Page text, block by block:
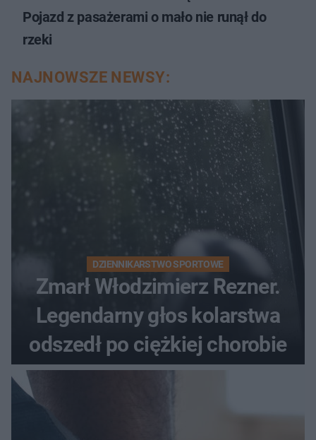
Pojazd z pasażerami o mało nie runął do
rzeki
NAJNOWSZE NEWSY:
DZIENNIKARSTWO SPORTOWE
Zmarł Włodzimierz Rezner.
Legendarny głos kolarstwa
odszedł po ciężkiej chorobie